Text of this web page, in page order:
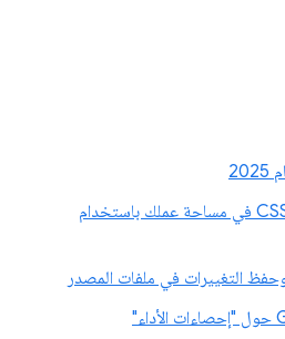
تعديل وحفظ تغييرات CSS في مساحة عملك باستخدام
التغييرات في ملفات المصدر